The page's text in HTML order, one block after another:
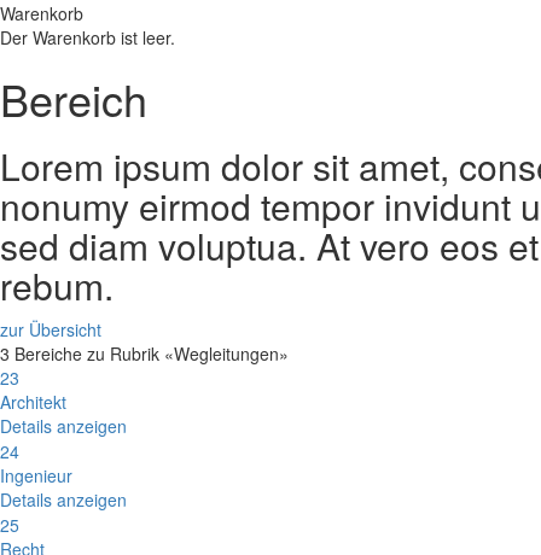
Warenkorb
Der Warenkorb ist leer.
Bereich
Lorem ipsum dolor sit amet,
nonumy eirmod tempor invidunt
sed diam voluptua. At vero eos
rebum.
zur Übersicht
3 Bereiche zu Rubrik «Wegleitungen»
23
Architekt
Details anzeigen
24
Ingenieur
Details anzeigen
25
Recht